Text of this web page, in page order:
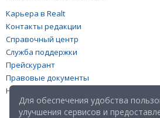
Карьера в Realt
Контакты редакции
Справочный центр
Служба поддержки
Прейскурант
Правовые документы
Настройка файлов cookies
Для обеспечения удобства
улучшения сервисов и